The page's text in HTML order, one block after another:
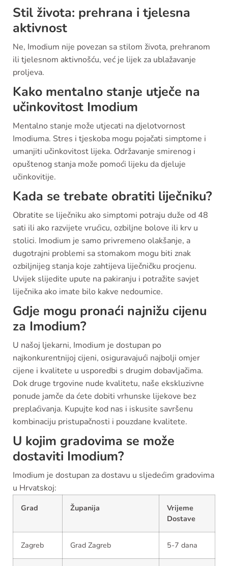
Stil života: prehrana i tjelesna
aktivnost
Ne, Imodium nije povezan sa stilom života, prehranom
ili tjelesnom aktivnošću, već je lijek za ublažavanje
proljeva.
Kako mentalno stanje utječe na
učinkovitost Imodium
Mentalno stanje može utjecati na djelotvornost
Imodiuma. Stres i tjeskoba mogu pojačati simptome i
umanjiti učinkovitost lijeka. Održavanje smirenog i
opuštenog stanja može pomoći lijeku da djeluje
učinkovitije.
Kada se trebate obratiti liječniku?
Obratite se liječniku ako simptomi potraju duže od 48
sati ili ako razvijete vrućicu, ozbiljne bolove ili krv u
stolici. Imodium je samo privremeno olakšanje, a
dugotrajni problemi sa stomakom mogu biti znak
ozbiljnijeg stanja koje zahtijeva liječničku procjenu.
Uvijek slijedite upute na pakiranju i potražite savjet
liječnika ako imate bilo kakve nedoumice.
Gdje mogu pronaći najnižu cijenu
za Imodium?
U našoj ljekarni, Imodium je dostupan po
najkonkurentnijoj cijeni, osiguravajući najbolji omjer
cijene i kvalitete u usporedbi s drugim dobavljačima.
Dok druge trgovine nude kvalitetu, naše ekskluzivne
ponude jamče da ćete dobiti vrhunske lijekove bez
preplaćivanja. Kupujte kod nas i iskusite savršenu
kombinaciju pristupačnosti i pouzdane kvalitete.
U kojim gradovima se može
dostaviti Imodium?
Imodium je dostupan za dostavu u sljedećim gradovima
u Hrvatskoj:
Grad Županija
Vrijeme
Dostave
Zagreb Grad Zagreb 5-7 dana